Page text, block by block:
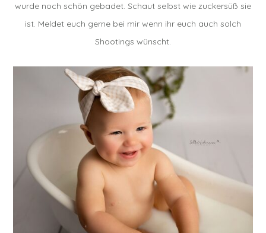
wurde noch schön gebadet. Schaut selbst wie zuckersüß sie
ist. Meldet euch gerne bei mir wenn ihr euch auch solch
Shootings wünscht.